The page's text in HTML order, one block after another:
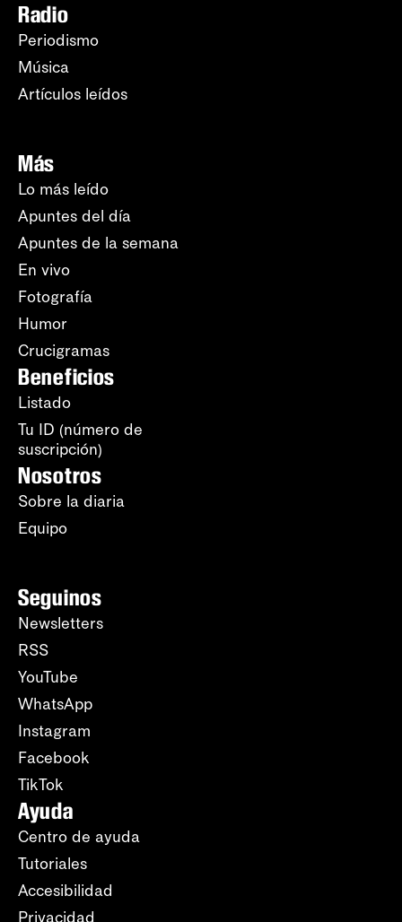
Radio
Periodismo
Música
Artículos leídos
Más
Lo más leído
Apuntes del día
Apuntes de la semana
En vivo
Fotografía
Humor
Crucigramas
Beneficios
Listado
Tu ID (número de
suscripción)
Nosotros
Sobre la diaria
Equipo
Seguinos
Newsletters
RSS
YouTube
WhatsApp
Instagram
Facebook
TikTok
Ayuda
Centro de ayuda
Tutoriales
Accesibilidad
Privacidad